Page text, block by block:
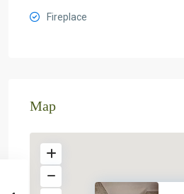
Fireplace
Map